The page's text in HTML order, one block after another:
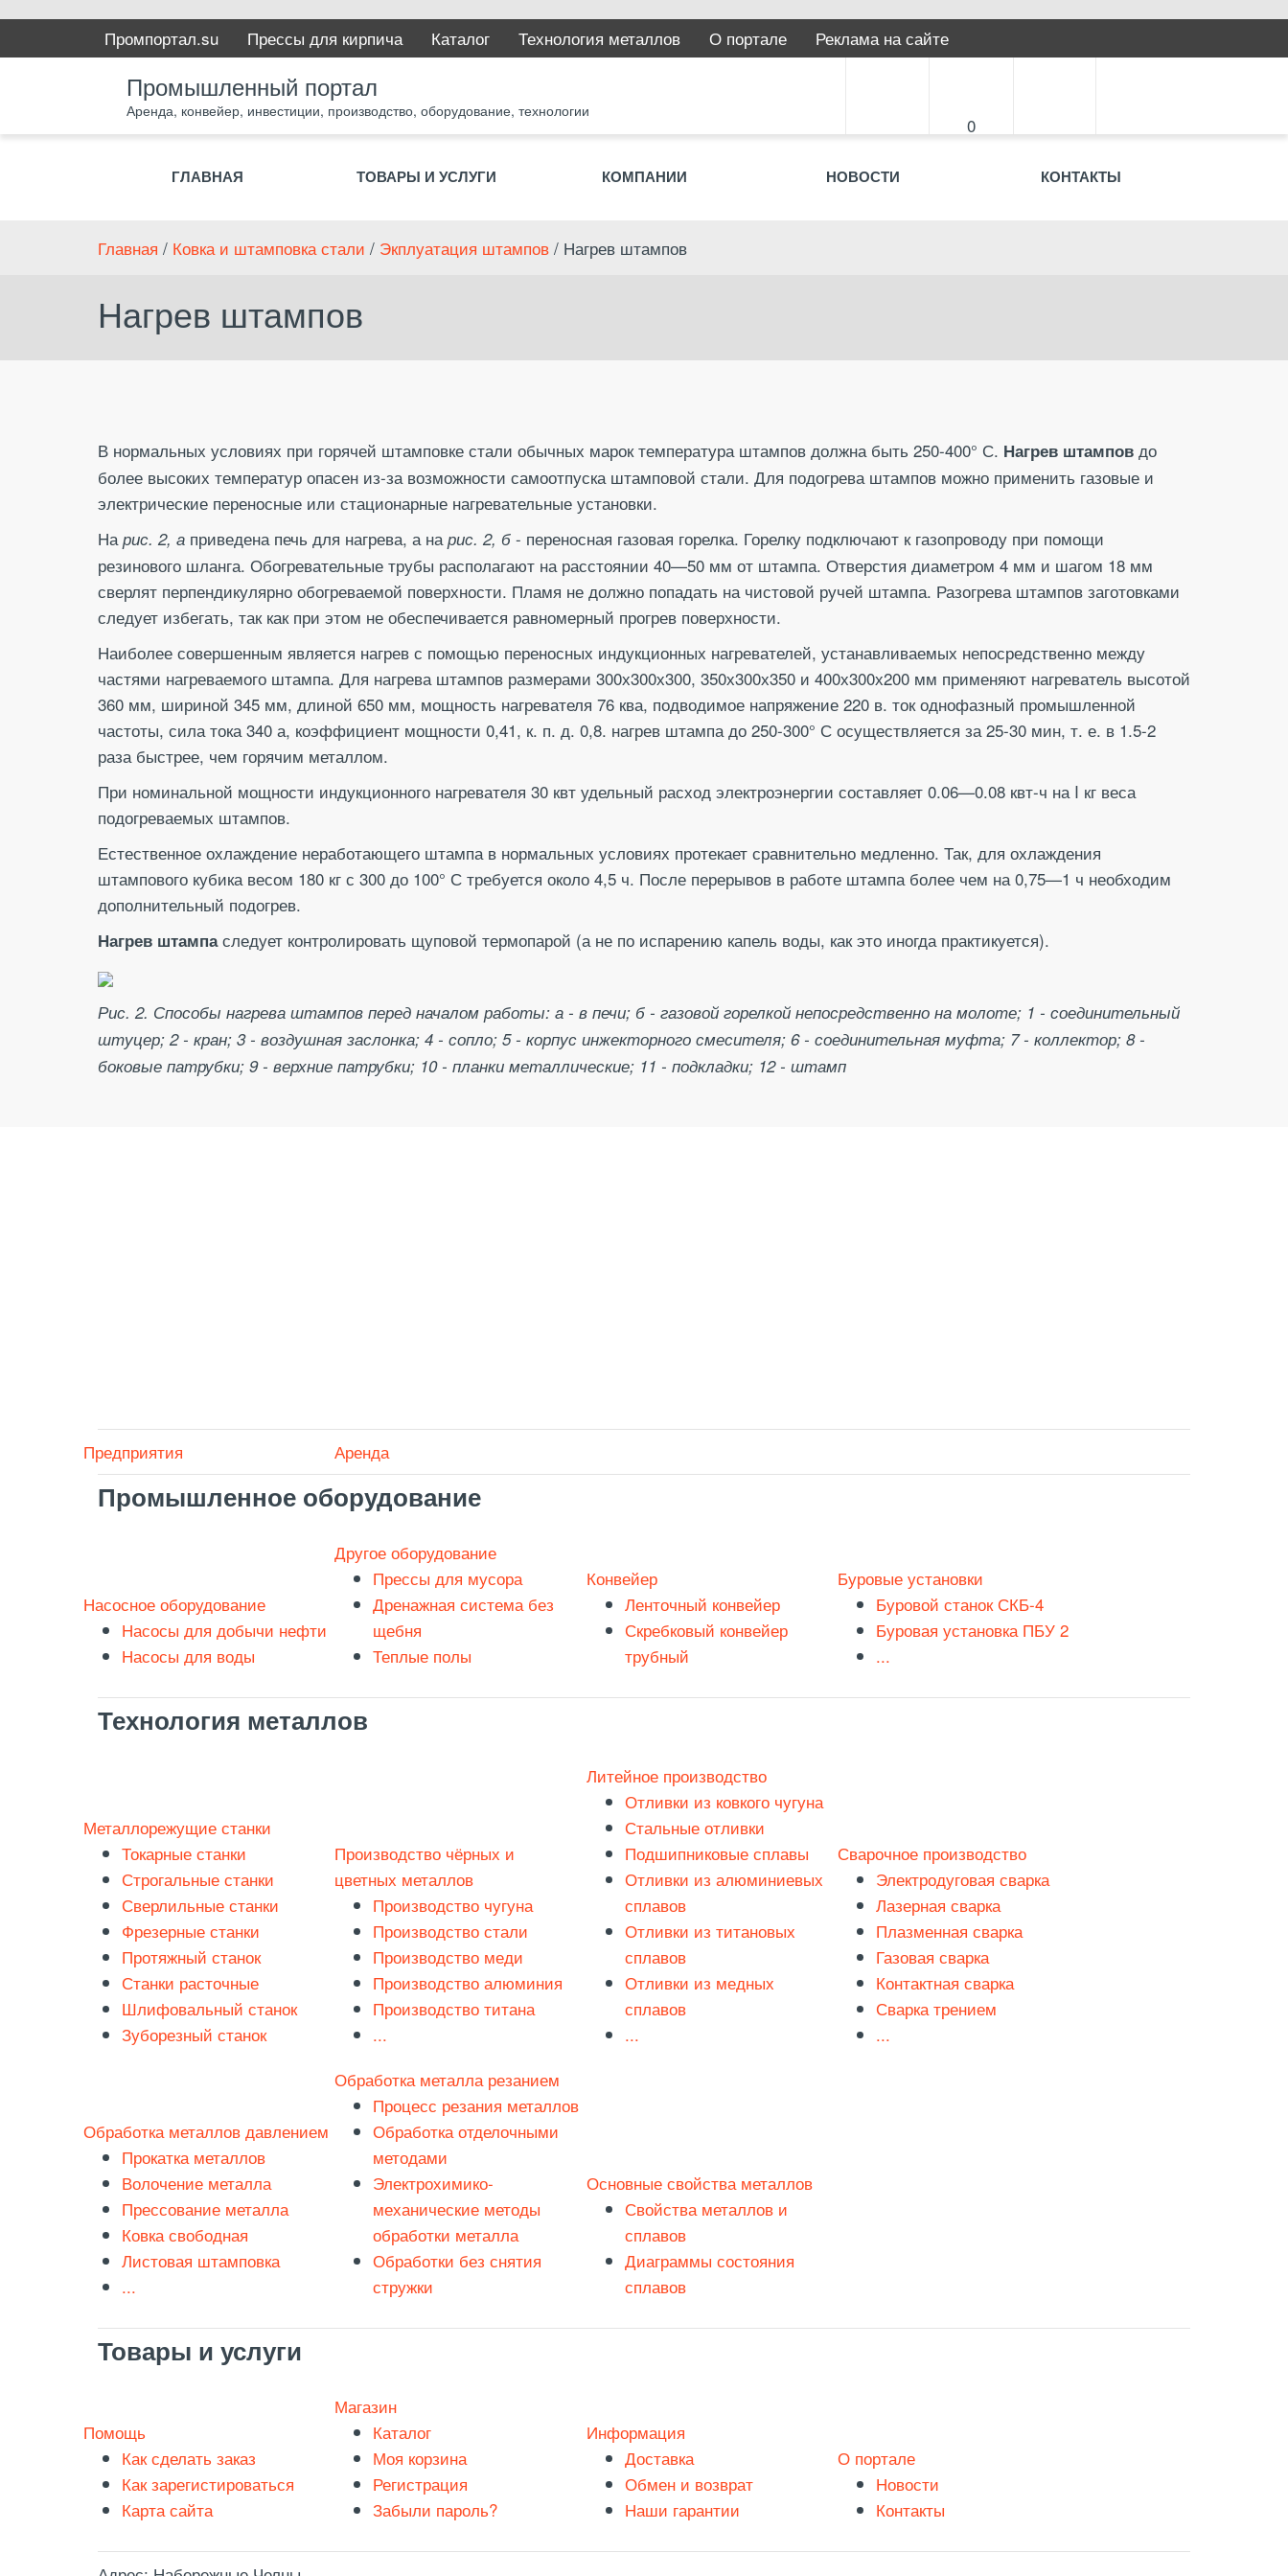
Промпортал.su Прессы для кирпича Каталог Технология металлов О портале Реклама на сайте
Промышленный портал
Аренда, конвейер, инвестиции, производство, оборудование, технологии
0
ГЛАВНАЯ ТОВАРЫ И УСЛУГИ КОМПАНИИ НОВОСТИ КОНТАКТЫ
Главная / Ковка и штамповка стали / Экплуатация штампов / Нагрев штампов
Нагрев штампов
В нормальных условиях при горячей штамповке стали обычных марок температура штампов должна быть 250-400° С. Нагрев штампов до
более высоких температур опасен из-за возможности самоотпуска штамповой стали. Для подогрева штампов можно применить газовые и
электрические переносные или стационарные нагревательные установки.
Нарис. 2, а приведена печь для нагрева, а нарис. 2, б - переносная газовая горелка. Горелку подключают к газопроводу при помощи
резинового шланга. Обогревательные трубы располагают на расстоянии 40—50 мм от штампа. Отверстия диаметром 4 мм и шагом 18 мм
сверлят перпендикулярно обогреваемой поверхности. Пламя не должно попадать на чистовой ручей штампа. Разогрева штампов заготовками
следует избегать, так как при этом не обеспечивается равномерный прогрев поверхности.
Наиболее совершенным является нагрев с помощью переносных индукционных нагревателей, устанавливаемых непосредственно между
частями нагреваемого штампа. Для нагрева штампов размерами 300х300х300, 350х300х350 и 400х300х200 мм применяют нагреватель высотой
360 мм, шириной 345 мм, длиной 650 мм, мощность нагревателя 76 ква, подводимое напряжение 220 в. ток однофазный промышленной
частоты, сила тока 340 а, коэффициент мощности 0,41, к. п. д. 0,8. нагрев штампа до 250-300° С осуществляется за 25-30 мин, т. е. в 1.5-2
раза быстрее, чем горячим металлом.
При номинальной мощности индукционного нагревателя 30 квт удельный расход электроэнергии составляет 0.06—0.08 квт-ч на I кг веса
подогреваемых штампов.
Естественное охлаждение неработающего штампа в нормальных условиях протекает сравнительно медленно. Так, для охлаждения
штампового кубика весом 180 кг с 300 до 100° С требуется около 4,5 ч. После перерывов в работе штампа более чем на 0,75—1 ч необходим
дополнительный подогрев.
Нагрев штампаследует контролировать щуповой термопарой (а не по испарению капель воды, как это иногда практикуется).
Рис. 2. Способы нагрева штампов перед началом работы: а - в печи; б - газовой горелкой непосредственно на молоте; 1 - соединительный
штуцер; 2 - кран; 3 - воздушная заслонка; 4 - сопло; 5 - корпус инжекторного смесителя; 6 - соединительная муфта; 7 - коллектор; 8 -
боковые патрубки; 9 - верхние патрубки; 10 - планки металлические; 11 - подкладки; 12 - штамп
Предприятия Аренда
Промышленное оборудование
Насосное оборудование
Насосы для добычи нефти
Насосы для воды
Другое оборудование
Прессы для мусора
Дренажная система без
щебня
Теплые полы
Конвейер
Ленточный конвейер
Скребковый конвейер
трубный
Буровые установки
Буровой станок СКБ-4
Буровая установка ПБУ 2
...
Технология металлов
Металлорежущие станки
Токарные станки
Строгальные станки
Сверлильные станки
Фрезерные станки
Протяжный станок
Станки расточные
Шлифовальный станок
Зуборезный станок
Производство чёрных и
цветных металлов
Производство чугуна
Производство стали
Производство меди
Производство алюминия
Производство титана
...
Литейное производство
Отливки из ковкого чугуна
Стальные отливки
Подшипниковые сплавы
Отливки из алюминиевых
сплавов
Отливки из титановых
сплавов
Отливки из медных
сплавов
...
Сварочное производство
Электродуговая сварка
Лазерная сварка
Плазменная сварка
Газовая сварка
Контактная сварка
Сварка трением
...
Обработка металлов давлением
Прокатка металлов
Волочение металла
Прессование металла
Ковка свободная
Листовая штамповка
...
Обработка металла резанием
Процесс резания металлов
Обработка отделочными
методами
Электрохимико-
механические методы
обработки металла
Обработки без снятия
стружки
Основные свойства металлов
Свойства металлов и
сплавов
Диаграммы состояния
сплавов
Товары и услуги
Помощь
Как сделать заказ
Как зарегистироваться
Карта сайта
Магазин
Каталог
Моя корзина
Регистрация
Забыли пароль?
Информация
Доставка
Обмен и возврат
Наши гарантии
О портале
Новости
Контакты